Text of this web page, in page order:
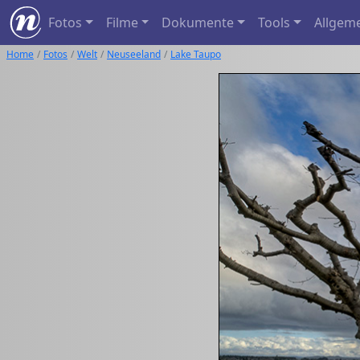
Fotos Filme Dokumente Tools
Home Fotos Welt Neuseeland Lake Taupo